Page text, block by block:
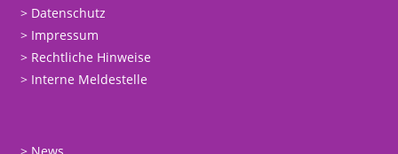
Datenschutz
Impressum
Rechtliche Hinweise
Interne Meldestelle